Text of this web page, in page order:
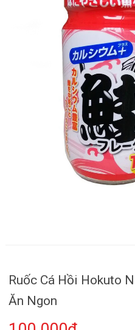
Ruốc Cá Hồi Hokuto
Ăn Ngon